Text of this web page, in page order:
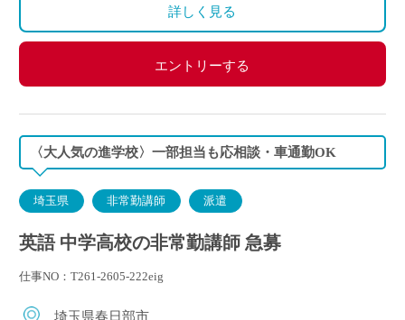
詳しく見る
エントリーする
〈大人気の進学校〉一部担当も応相談・車通勤OK
埼玉県 非常勤講師 派遣
英語 中学高校の非常勤講師 急募
仕事NO：T261-2605-222eig
埼玉県春日部市